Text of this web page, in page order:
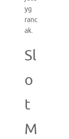
yg
ranc
ak.
Sl
o
t
M